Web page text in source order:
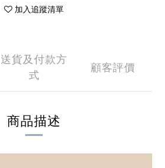
加入追蹤清單
送貨及付款方
式
顧客評價
商品描述